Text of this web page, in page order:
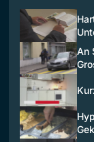
An